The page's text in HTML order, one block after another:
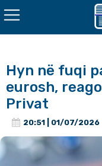
Hyn në fuqi
eurosh,
Privat
20:51 | 01/07/2026